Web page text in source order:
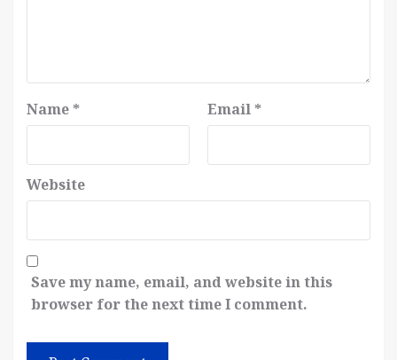
Name * Email *
Website
Save my name, email, and website in this
browser for the next time I comment.